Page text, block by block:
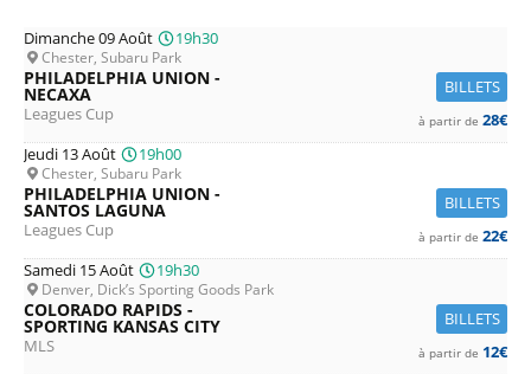
Dimanche 09 Août 19h30
Chester, Subaru Park
BILLETS
PHILADELPHIA UNION -
NECAXA
Leagues Cup à partir de 28€
Jeudi 13 Août
19h00
Chester, Subaru Park
BILLETS
PHILADELPHIA UNION -
SANTOS LAGUNA
Leagues Cup à partir de 22€
Samedi 15 Août
19h30
Denver, Dick’s Sporting Goods Park
BILLETS
COLORADO RAPIDS -
SPORTING KANSAS CITY
MLS à partir de 12€